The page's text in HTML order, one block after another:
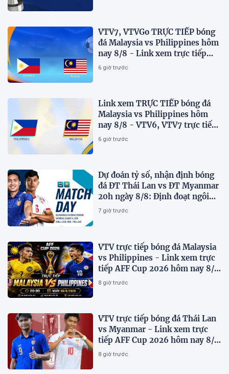
VTV7, VTVGo TRỰC TIẾP bóng
đá Malaysia vs Philippines hôm
nay 8/8 - Link xem trực tiếp
AFF Cup 2026 mới nhất
6 giờ trước
Link xem TRỰC TIẾP bóng đá
Malaysia vs Philippines hôm
nay 8/8 - VTV6, VTV7 trực tiếp
AFF Cup 2026
6 giờ trước
Dự đoán tỷ số, nhận định bóng
đá ĐT Thái Lan vs ĐT Myanmar
20h ngày 8/8: Định đoạt ngôi
đầu bảng
7 giờ trước
VTV trực tiếp bóng đá Malaysia
vs Philippines - Link xem trực
tiếp AFF Cup 2026 hôm nay 8/8
trên VTV7
8 giờ trước
VTV trực tiếp bóng đá Thái Lan
vs Myanmar - Link xem trực
tiếp AFF Cup 2026 hôm nay 8/8
trên VTV6
8 giờ trước